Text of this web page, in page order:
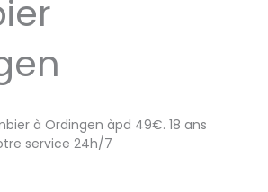
à Ordingen àpd 49€. 18 ans
service 24h/7